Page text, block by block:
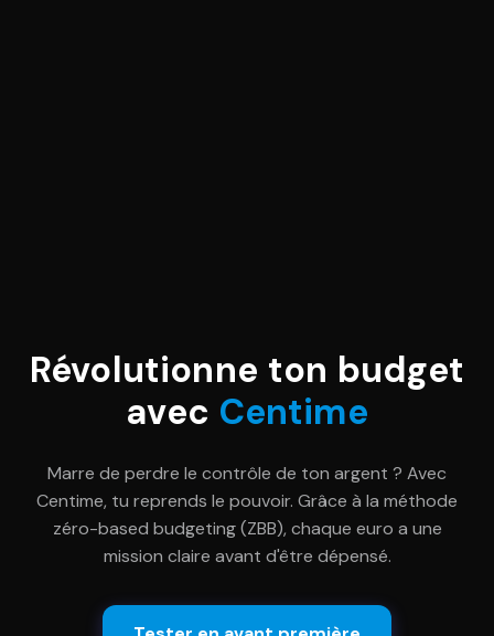
Révolutionne ton budget
avec Centime
Marre de perdre le contrôle de ton argent ? Avec
Centime, tu reprends le pouvoir. Grâce à la méthode
zéro-based budgeting (ZBB), chaque euro a une
mission claire avant d'être dépensé.